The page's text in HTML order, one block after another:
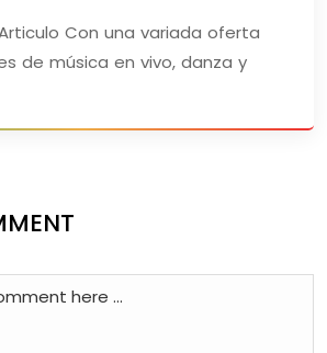
Con una variada oferta
de música en vivo, danza y